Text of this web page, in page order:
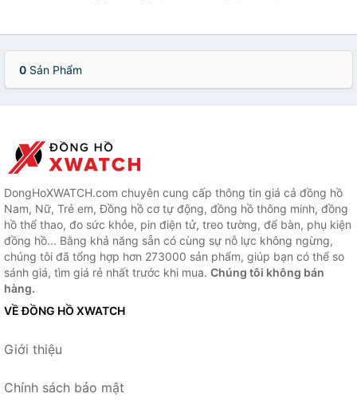
0 Sản Phẩm
DongHoXWATCH.com chuyên cung cấp thông tin giá cả đồng hồ
Nam, Nữ, Trẻ em, Đồng hồ cơ tự động, đồng hồ thông minh, đồng
hồ thể thao, đo sức khỏe, pin điện tử, treo tường, để bàn, phụ kiện
đồng hồ... Bằng khả năng sẵn có cùng sự nỗ lực không ngừng,
chúng tôi đã tổng hợp hơn 273000 sản phẩm, giúp bạn có thể so
sánh giá, tìm giá rẻ nhất trước khi mua. Chúng tôi không bán
hàng.
VỀ ĐỒNG HỒ XWATCH
Giới thiệu
Chính sách bảo mật